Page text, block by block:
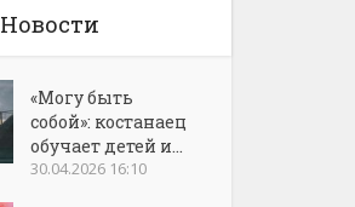
Новости
«Могу быть
собой»: костанаец
обучает детей и...
30.04.2026 16:10